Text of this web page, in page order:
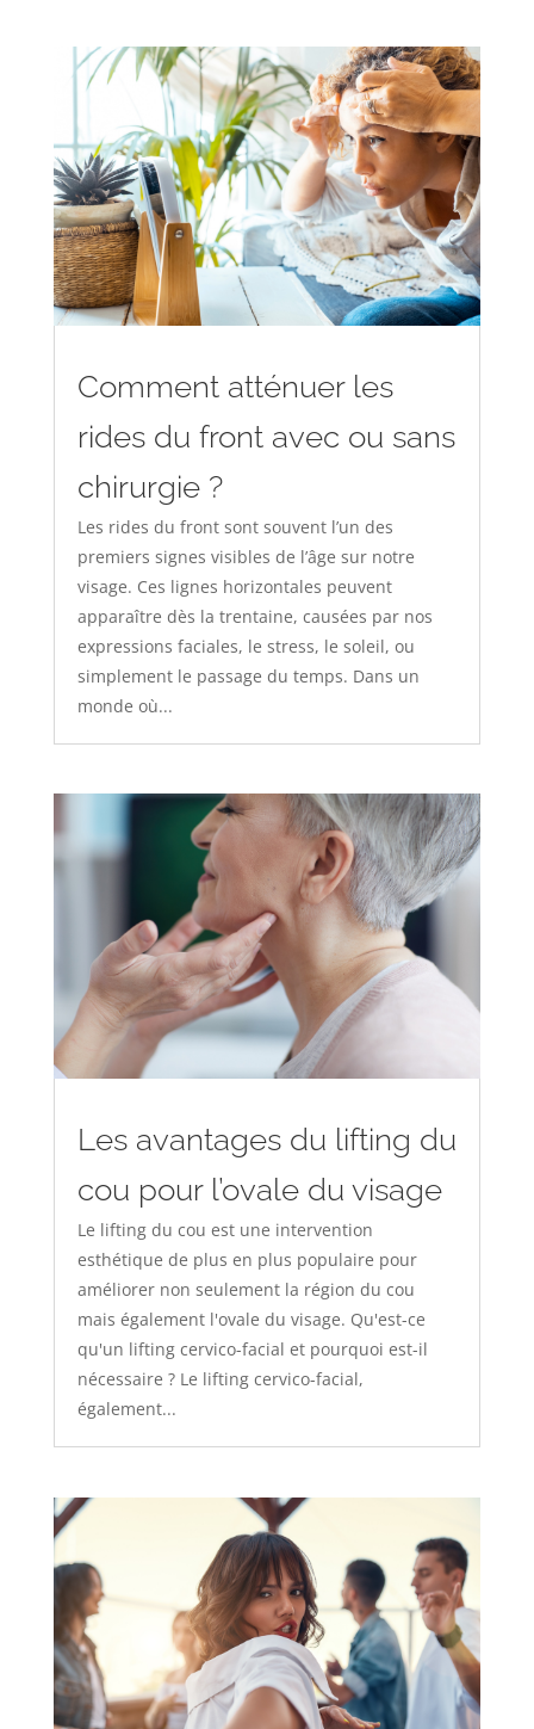
Comment atténuer les
rides du front avec ou sans
chirurgie ?
Les rides du front sont souvent l’un des
premiers signes visibles de l’âge sur notre
visage. Ces lignes horizontales peuvent
apparaître dès la trentaine, causées par nos
expressions faciales, le stress, le soleil, ou
simplement le passage du temps. Dans un
monde où...
Les avantages du lifting du
cou pour l’ovale du visage
Le lifting du cou est une intervention
esthétique de plus en plus populaire pour
améliorer non seulement la région du cou
mais également l'ovale du visage. Qu'est-ce
qu'un lifting cervico-facial et pourquoi est-il
nécessaire ? Le lifting cervico-facial,
également...